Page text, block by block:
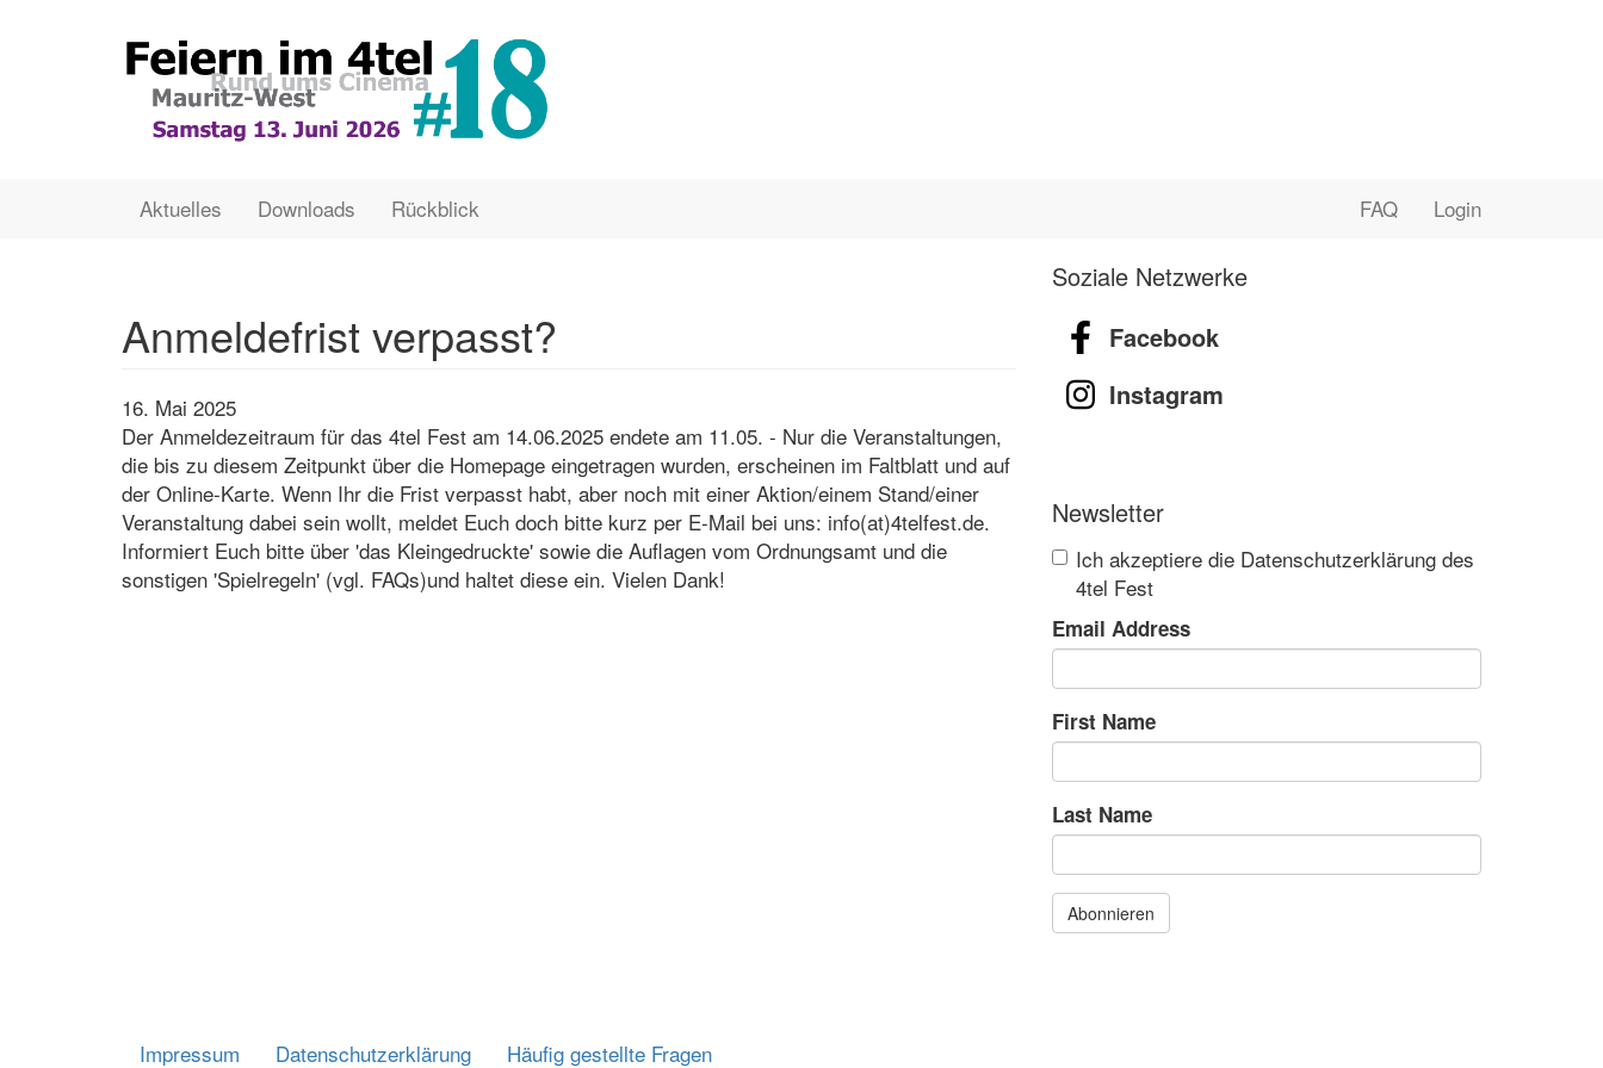
Main
Aktuelles Downloads Rückblick
User FAQ Login
Anmeldefrist verpasst?
16. Mai 2025
Der Anmeldezeitraum für das 4tel Fest am 14.06.2025 endete am 11.05. - Nur die Veranstaltungen,
die bis zu diesem Zeitpunkt über die Homepage eingetragen wurden, erscheinen im Faltblatt und auf
der Online-Karte. Wenn Ihr die Frist verpasst habt, aber noch mit einer Aktion/einem Stand/einer
Veranstaltung dabei sein wollt, meldet Euch doch bitte kurz per E-Mail bei uns: info(at)4telfest.de.
Informiert Euch bitte über 'das Kleingedruckte' sowie die Auflagen vom Ordnungsamt und die
sonstigen 'Spielregeln' (vgl. FAQs)und haltet diese ein. Vielen Dank!
Soziale Netzwerke
Facebook
Instagram
Newsletter
Ich akzeptiere die Datenschutzerklärung des
4tel Fest
Email Address
First Name
Last Name
Abonnieren
Impressum Datenschutzerklärung Häufig gestellte Fragen